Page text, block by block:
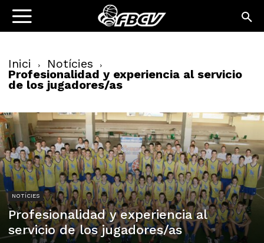
Inici Notícies
Profesionalidad y experiencia al servicio
de los jugadores/as
NOTÍCIES
Profesionalidad y experiencia al
servicio de los jugadores/as